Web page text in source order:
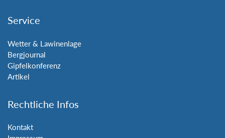
Service
Wetter & Lawinenlage
Bergjournal
Gipfelkonferenz
Artikel
Rechtliche Infos
Kontakt